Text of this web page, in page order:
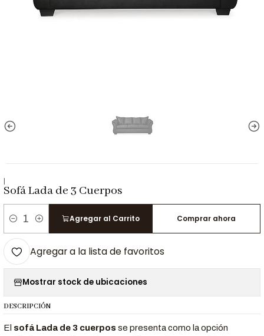
|
Sofá Lada de 3 Cuerpos
Cantidad
Agregar al Carrito Comprar ahora
Agregar a la lista de favoritos
Mostrar stock de ubicaciones
DESCRIPCIÓN
El sofá Lada de 3 cuerpos se presenta como la opción